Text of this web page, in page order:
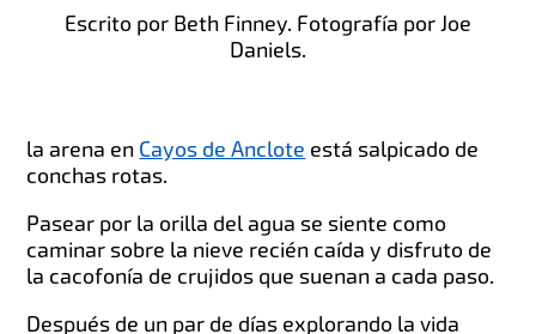
Escrito por Beth Finney. Fotografía por Joe
Daniels.
la arena en Cayos de Anclote está salpicado de
conchas rotas.
Pasear por la orilla del agua se siente como
caminar sobre la nieve recién caída y disfruto de
la cacofonía de crujidos que suenan a cada paso.
Después de un par de días explorando la vida